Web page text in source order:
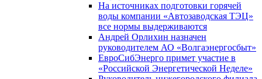
На источниках подготовки горячей
воды компании «Автозаводская ТЭЦ»
все нормы выдерживаются
Андрей Орлихин назначен
руководителем АО «Волгаэнергосбыт»
ЕвроСибЭнерго примет участие в
«Российской Энергетической Неделе»